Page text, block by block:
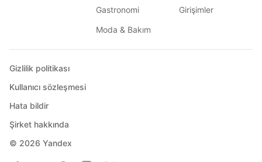
Gastronomi
Moda & Bakım
Girişimler
© 2026 Yandex
Gizlilik politikası
Kullanıcı sözleşmesi
Hata bildir
Şirket hakkında